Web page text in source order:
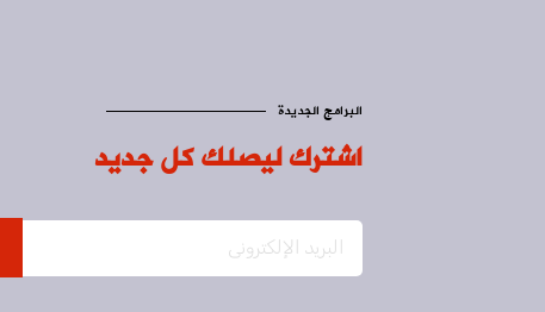
البرامج الجديدة
اشترك ليصلك كل جديد